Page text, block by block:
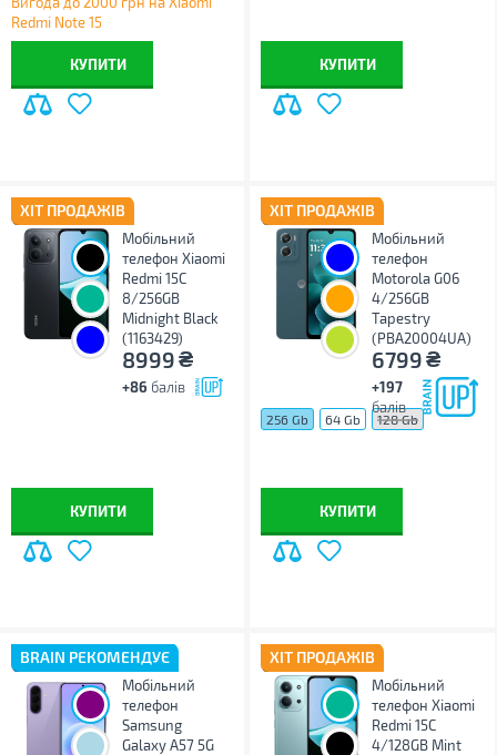
Redmi Note 15
КУПИТИ КУПИТИ
ХІТ ПРОДАЖІВ
Мобільний
телефон Xiaomi
Redmi 15C
8/256GB
Midnight Black
(1163429)
8999₴
+86 балів
КУПИТИ
ХІТ ПРОДАЖІВ
Мобільний
телефон
Motorola G06
4/256GB
Tapestry
(PBA20004UA)
6799₴
+197
балів
256 Gb 64 Gb 128 Gb
КУПИТИ
BRAIN РЕКОМЕНДУЄ
Мобільний
телефон
Samsung
Galaxy A57 5G
ХІТ ПРОДАЖІВ
Мобільний
телефон Xiaomi
Redmi 15C
4/128GB Mint